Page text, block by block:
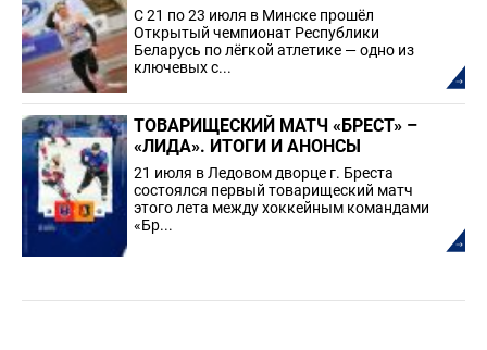
С 21 по 23 июля в Минске прошёл
Открытый чемпионат Республики
Беларусь по лёгкой атлетике — одно из
ключевых с...
ТОВАРИЩЕСКИЙ МАТЧ «БРЕСТ» –
«ЛИДА». ИТОГИ И АНОНСЫ
21 июля в Ледовом дворце г. Бреста
состоялся первый товарищеский матч
этого лета между хоккейным командами
«Бр...